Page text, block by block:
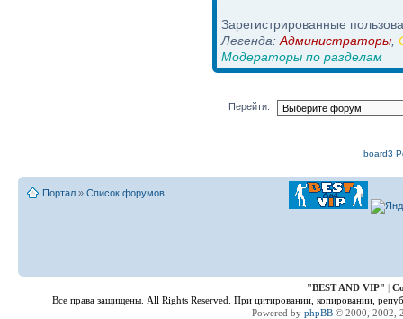
Зарегистрированные
Легенда: Администраторы
Модераторы по разделам
Перейти:
board3
Портал » Список форумов
"BEST AND VIP" |
Все права защищены. All Rights Reserved. При цитировании, копировании,
Powered by phpBB © 2000, 2002,